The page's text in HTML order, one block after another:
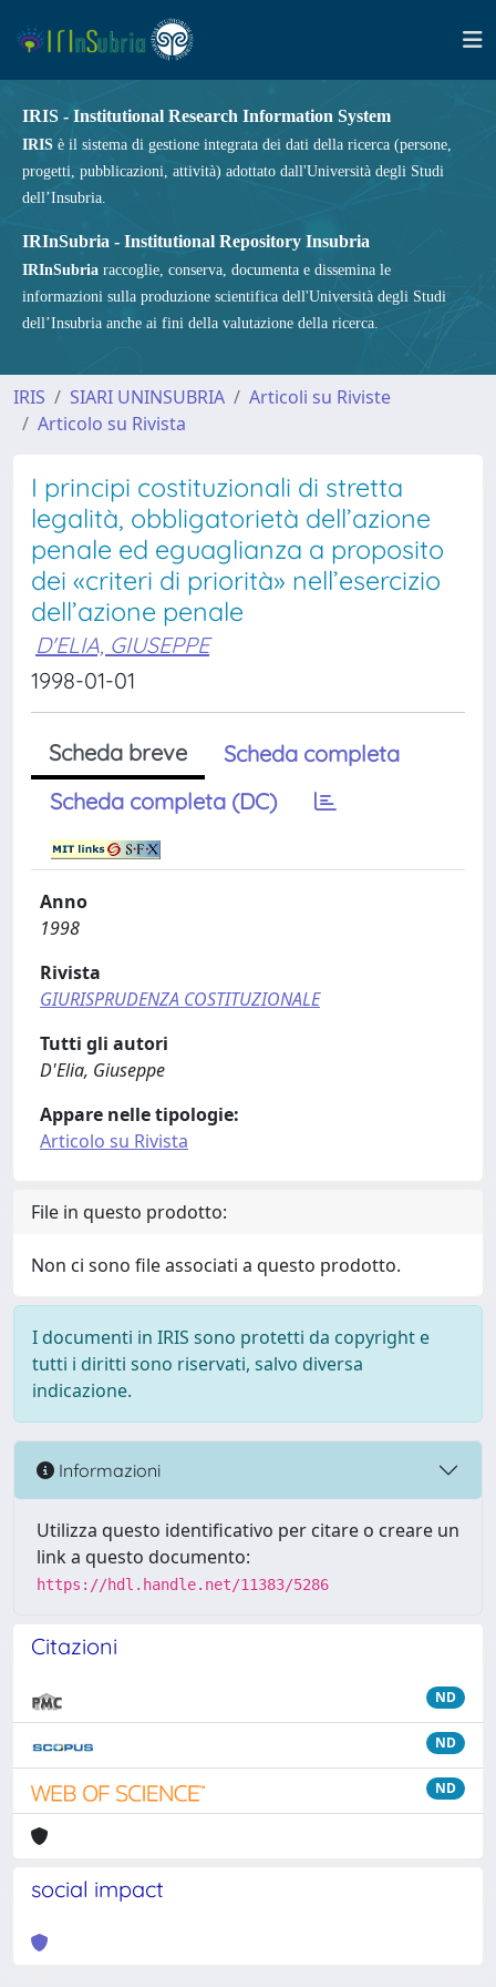
IRIS - Institutional Research Information System
IRIS è il sistema di gestione integrata dei dati della ricerca (persone,
progetti, pubblicazioni, attività) adottato dall'Università degli Studi
dell’Insubria.
IRInSubria - Institutional Repository Insubria
IRInSubria raccoglie, conserva, documenta e dissemina le
informazioni sulla produzione scientifica dell'Università degli Studi
dell’Insubria anche ai fini della valutazione della ricerca.
IRIS SIARI UNINSUBRIA
Articoli su Riviste
Articolo su Rivista
I principi costituzionali di stretta
legalità, obbligatorietà dell’azione
penale ed eguaglianza a proposito
dei «criteri di priorità» nell’esercizio
dell’azione penale
D'ELIA, GIUSEPPE
1998-01-01
Scheda breve
Scheda completa
Scheda completa (DC)
Anno
1998
Rivista
GIURISPRUDENZA COSTITUZIONALE
Tutti gli autori
D'Elia, Giuseppe
Appare nelle tipologie:
Articolo su Rivista
File in questo prodotto:
Non ci sono file associati a questo prodotto.
I documenti in IRIS sono protetti da copyright e
tutti i diritti sono riservati, salvo diversa
indicazione.
Informazioni
Utilizza questo identificativo per citare o creare un
link a questo documento:
https://hdl.handle.net/11383/5286
Citazioni
ND
ND
ND
social impact